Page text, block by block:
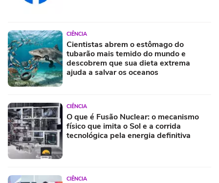
CIÊNCIA
Cientistas abrem o estômago do
tubarão mais temido do mundo e
descobrem que sua dieta extrema
ajuda a salvar os oceanos
CIÊNCIA
O que é Fusão Nuclear: o mecanismo
físico que imita o Sol e a corrida
tecnológica pela energia definitiva
CIÊNCIA